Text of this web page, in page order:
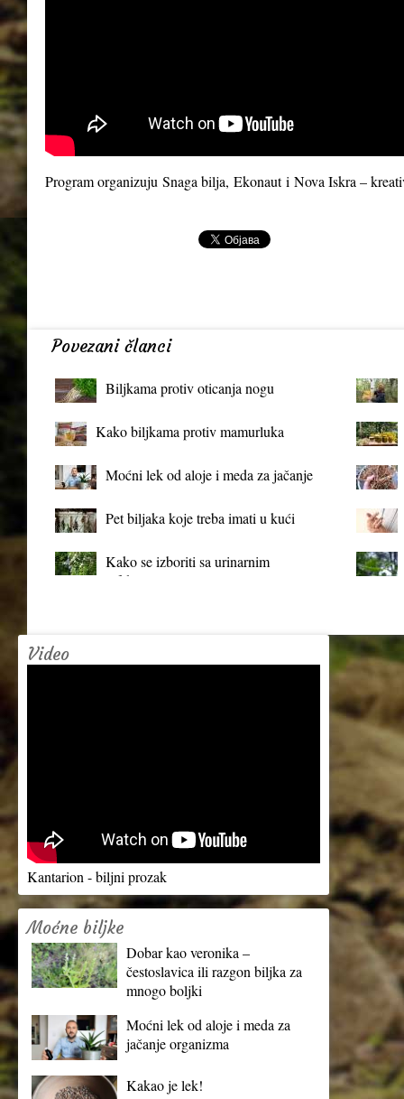
Program organizuju Snaga bilja, Ekonauti Nova Iskra –
Povezani članci
Biljkama protiv oticanja nogu
Kako biljkama protiv mamurluka
Moćni lek od aloje i meda za jačanje
Pet biljaka koje treba imati u kući
Kako se izboriti sa urinarnim
infekcijama?
Video
Kantarion - biljni prozak
Moćne biljke
Dobar kao veronika –
čestoslavica ili razgon biljka za
mnogo boljki
Moćni lek od aloje i meda za
jačanje organizma
Kakao je lek!